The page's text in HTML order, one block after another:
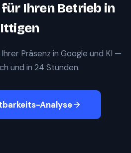
Ihren Betrieb in
Ittigen
Präsenz in Google und KI —
und in 24 Stunden.
Analyse